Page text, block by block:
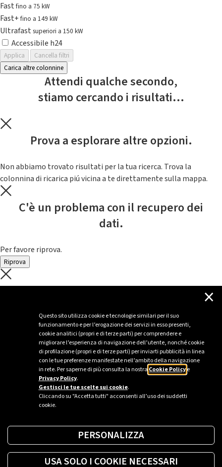
Questo sito utilizza cookie e tecnologie similari per il suo
funzionamento e per l’erogazione dei servizi in esso presenti,
cookie analitici (propri e di terze parti) per comprendere e
migliorare l’esperienza di navigazione dell’utente, nonché cookie
di profilazione (propri e di terze parti) per inviarti pubblicità in linea
con le tue preferenze manifestate nell’ambito della navigazione
in rete. Per saperne di più consulta la nostra Cookie Policye
Privacy Policy.
Gestisci le tue scelte sui cookie.
Cliccando su "Accetta tutti" acconsenti all’uso dei suddetti
cookie.
×
PERSONALIZZA
USA SOLO I COOKIE NECESSARI
Fastfino a 75 kW
Fast+fino a 149 kW
Ultrafast superiori a 150 kW
Accessibile h24
Applica
Cancella filtri
Carica altre colonnine
Attendi qualche secondo,
stiamo cercando i risultati...
Prova a esplorare altre opzioni.
Non abbiamo trovato risultati per la tua ricerca. Trova la
colonnina di ricarica piú vicina a te direttamente sulla mappa.
C'è un problema con il recupero dei
dati.
Per favore riprova.
Riprova
C'è un problema con il recupero dei
Per favore riprova piú tardi
Sei un’azienda o una PA?
Trova la soluzione più giusta per te.
Richiedi una colonnina